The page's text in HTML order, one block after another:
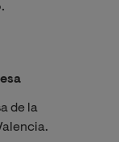
de la